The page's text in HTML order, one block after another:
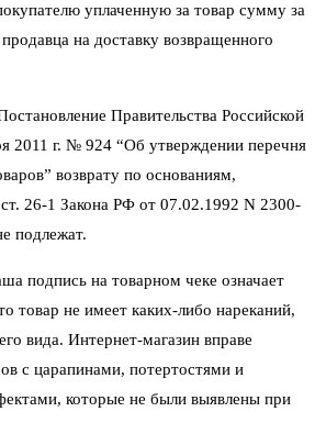
уплаченную за товар сумму за
на доставку возвращенного
Правительства Российской
2011 г. № 924 “Об утверждении перечня
возврату по основаниям,
26-1 Закона РФ от 07.02.1992 N 2300-
подлежат.
подпись на товарном чеке означает
товар не имеет каких-либо нареканий,
вида. Интернет-магазин вправе
с царапинами, потертостями и
которые не были выявлены при